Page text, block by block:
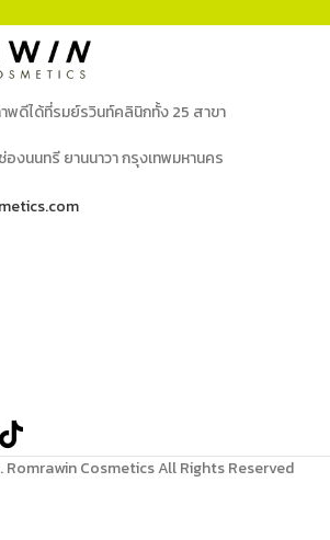
พดีได้ที่รมย์รวินท์คลินิกทั้ง 25 สาขา
องนนทรี ยานนาวา กรุงเทพมหานคร
Cosmetics All Rights Reserved